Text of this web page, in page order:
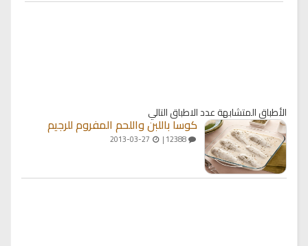
الأطباق المتشابهةعدد الاطباق التالي
كوسا باللبن واللحم المفروم للرجيم
12388 |